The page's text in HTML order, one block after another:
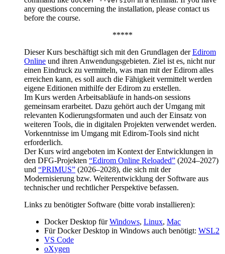
any questions concerning the installation, please contact us
before the course.
*****
Dieser Kurs beschäftigt sich mit den Grundlagen derEdirom
Online und ihren Anwendungsgebieten. Ziel ist es, nicht nur
einen Eindruck zu vermitteln, was man mit der Edirom alles
erreichen kann, es soll auch die Fähigkeit vermittelt werden
eigene Editionen mithilfe der Edirom zu erstellen.
Im Kurs werden Arbeitsabläufe in hands-on sessions
gemeinsam erarbeitet. Dazu gehört auch der Umgang mit
relevanten Kodierungsformaten und auch der Einsatz von
weiteren Tools, die in digitalen Projekten verwendet werden.
Vorkenntnisse im Umgang mit Edirom-Tools sind nicht
erforderlich.
Der Kurs wird angeboten im Kontext der Entwicklungen in
den DFG-Projekten “Edirom Online Reloaded” (2024–2027)
und “PRIMUS” (2026–2028), die sich mit der
Modernisierung bzw. Weiterentwicklung der Software aus
technischer und rechtlicher Perspektive befassen.
Links zu benötigter Software (bitte vorab installieren):
Docker Desktop fürWindows, Linux, Mac
Für Docker Desktop in Windows auch benötigt: WSL2
VS Code
oXygen